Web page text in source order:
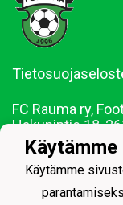
FC Rauma ry,
Hakunintie 18,
Y-tunnus:
Puh. 044-
Sähköposti:
Käytämme